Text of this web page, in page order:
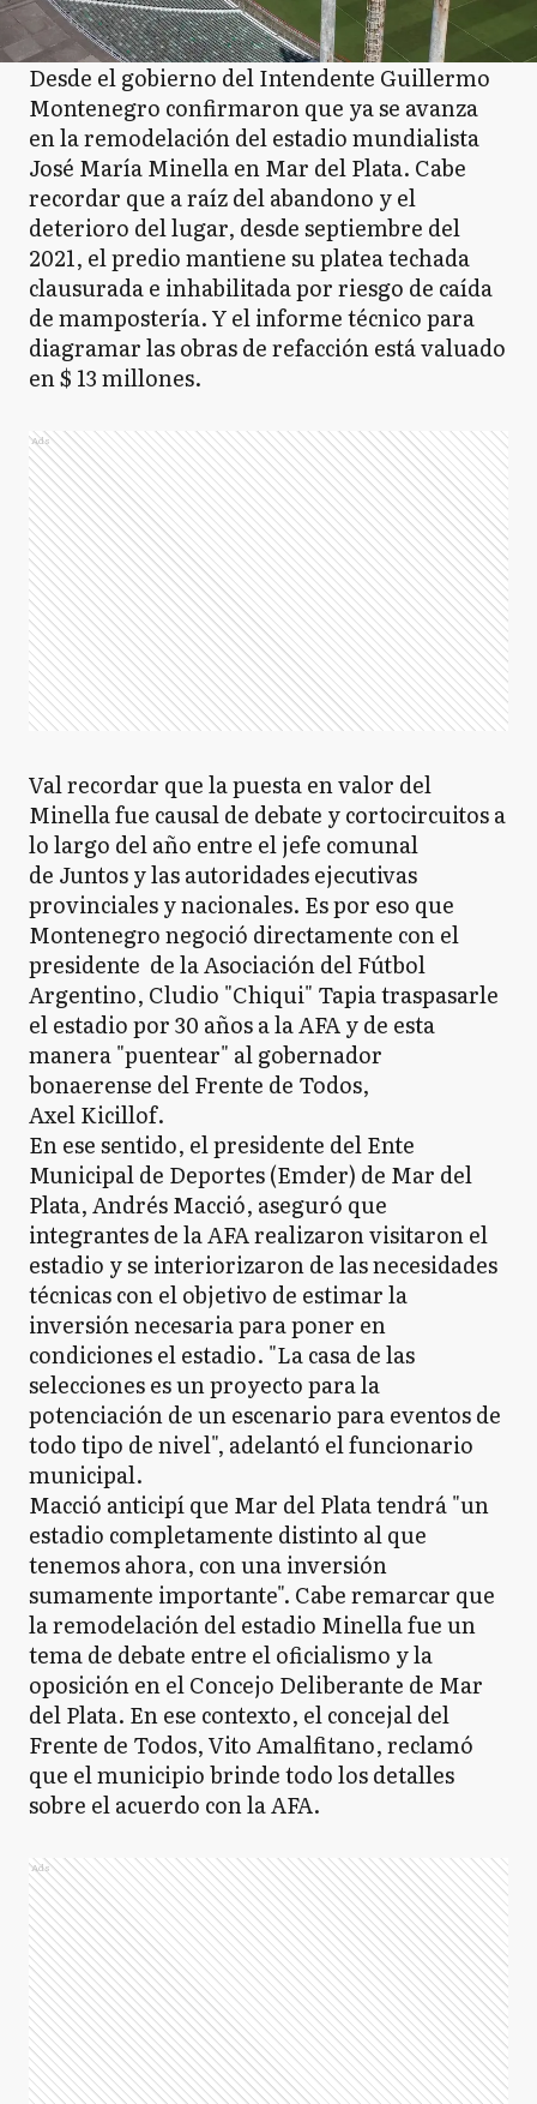
Desde el gobierno del Intendente Guillermo
Montenegro confirmaron que ya se avanza
en la remodelación del estadio mundialista
José María Minella en Mar del Plata. Cabe
recordar que a raíz del abandono y el
deterioro del lugar, desde septiembre del
2021, el predio mantiene su platea techada
clausurada e inhabilitada por riesgo de caída
de mampostería. Y el informe técnico para
diagramar las obras de refacción está valuado
en $ 13 millones.
Ads
Val recordar que la puesta en valor del
Minella fue causal de debate y cortocircuitos a
lo largo del año entre el jefe comunal
de Juntos y las autoridades ejecutivas
provinciales y nacionales. Es por eso que
Montenegro negoció directamente con el
presidente de la Asociación del Fútbol
Argentino, Cludio "Chiqui" Tapia traspasarle
el estadio por 30 años a la AFA y de esta
manera "puentear" al gobernador
bonaerense del Frente de Todos,
Axel Kicillof.
En ese sentido, el presidente del Ente
Municipal de Deportes (Emder) de Mar del
Plata, Andrés Macció, aseguró que
integrantes de la AFA realizaron visitaron el
estadio y se interiorizaron de las necesidades
técnicas con el objetivo de estimar la
inversión necesaria para poner en
condiciones el estadio. "La casa de las
selecciones es un proyecto para la
potenciación de un escenario para eventos de
todo tipo de nivel", adelantó el funcionario
municipal.
Macció anticipí que Mar del Plata tendrá "un
estadio completamente distinto al que
tenemos ahora, con una inversión
sumamente importante". Cabe remarcar que
la remodelación del estadio Minella fue un
tema de debate entre el oficialismo y la
oposición en el Concejo Deliberante de Mar
del Plata. En ese contexto, el concejal del
Frente de Todos, Vito Amalfitano, reclamó
que el municipio brinde todo los detalles
sobre el acuerdo con la AFA.
Ads